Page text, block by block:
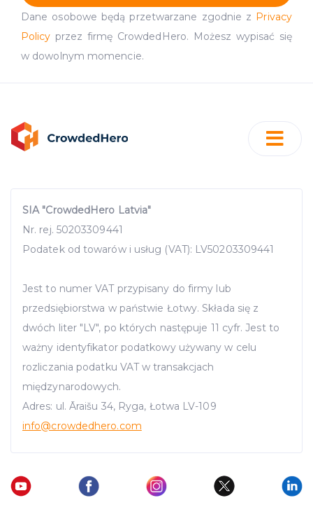
Dane osobowe będą przetwarzane zgodnie z Privacy
Policy przez firmę CrowdedHero. Możesz wypisać się
w dowolnym momencie.
SIA "CrowdedHero Latvia"
Nr. rej. 50203309441
Podatek od towarów i usług (VAT): LV50203309441
Jest to numer VAT przypisany do firmy lub
przedsiębiorstwa w państwie Łotwy. Składa się z
dwóch liter "LV", po których następuje 11 cyfr. Jest to
ważny identyfikator podatkowy używany w celu
rozliczania podatku VAT w transakcjach
międzynarodowych.
Adres: ul. Āraišu 34, Ryga, Łotwa LV-109
info@crowdedhero.com